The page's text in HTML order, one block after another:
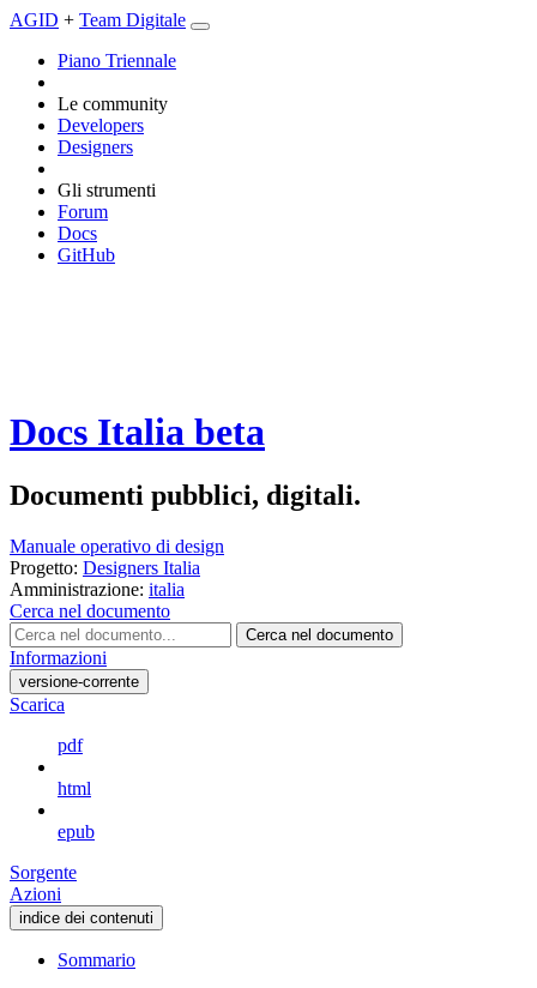
AGID + Team Digitale
Piano Triennale
Le community
Developers
Designers
Gli strumenti
Forum
Docs
GitHub
Docs Italia beta
Documenti pubblici, digitali.
Manuale operativo di design
Progetto: Designers Italia
Amministrazione: italia
Cerca nel documento
Cerca nel documento
Informazioni
versione-corrente
Scarica
pdf
html
epub
Sorgente
Azioni
indice dei contenuti
Sommario